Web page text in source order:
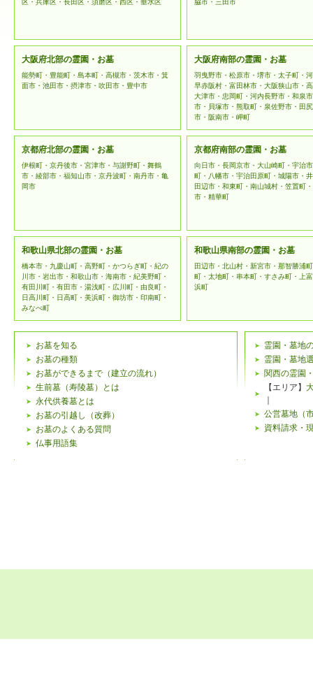
ご本人様
とともに
な管理を
用を行わ
個人情報
範の変更
予告なく
はホーム
登録情報
「霊園・お
ます。頂い
個人情
下記のよ
がござい
個人情
区・兵庫区・長田区・須磨区・西区・垂水区
脇市・三田市
大阪府北部の霊園・お墓
能勢町・豊能町・島本町・高槻市・茨木市・箕
面市・池田市・摂津市・吹田市・豊中市
大阪府南部の霊園・お墓
羽曳野市・松原市・堺市・太子町・
早赤阪村・富田林市・大阪狭山市・
大津市・忠岡町・河内長野市・和泉
市・貝塚市・熊取町・泉佐野市・田
市・阪南市・岬町
京都府北部の霊園・お墓
伊根町・京丹後市・宮津市・与謝野町・舞鶴
市・綾部市・福知山市・京丹波町・南丹市・亀
岡市
京都府南部の霊園・お墓
向日市・長岡京市・大山崎町・宇治
町・八幡市・宇治田原町・城陽市・
田辺市・和東町・南山城村・笠置町
市・精華町
和歌山県北部の霊園・お墓
橋本市・九慶山町・高野町・かつらぎ町・紀の
川市・岩出市・和歌山市・海南市・紀美野町・
有田川町・有田市・湯浅町・広川町・由良町・
日高川町・日高町・美浜町・御坊市・印南町・
みなべ町
和歌山県南部の霊園・お墓
田辺市・北山村・新宮市・那智勝浦
町・太地町・串本町・すさみ町・上
浜町
お墓を知る
お墓の種類
お墓ができるまで（建立の流れ）
生前墓（寿陵墓）とは
永代供養墓とは
お墓の引越し（改葬）
お墓のよくある質問
仏事用語集
霊園・墓地
霊園・墓地
関西の霊園
【エリア】
公営墓地（
資料請求・